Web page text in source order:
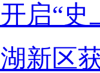
启“史
新区